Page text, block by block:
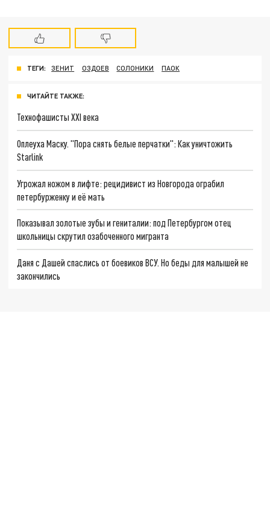
ТЕГИ: ЗЕНИТ ОЗДОЕВ СОЛОНИКИ ПАОК
ЧИТАЙТЕ ТАКЖЕ:
Технофашисты XXI века
Оплеуха Маску. "Пора снять белые перчатки": Как уничтожить
Starlink
Угрожал ножом в лифте: рецидивист из Новгорода ограбил
петербурженку и её мать
Показывал золотые зубы и гениталии: под Петербургом отец
школьницы скрутил озабоченного мигранта
Даня с Дашей спаслись от боевиков ВСУ. Но беды для малышей не
закончились